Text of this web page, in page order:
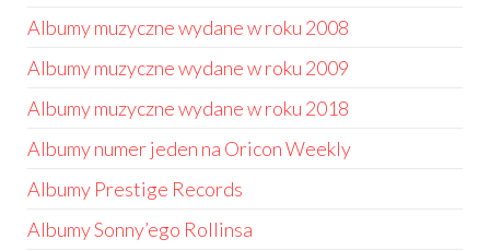
Albumy muzyczne wydane w roku 2008
Albumy muzyczne wydane w roku 2009
Albumy muzyczne wydane w roku 2018
Albumy numer jeden na Oricon Weekly
Albumy Prestige Records
Albumy Sonny’ego Rollinsa